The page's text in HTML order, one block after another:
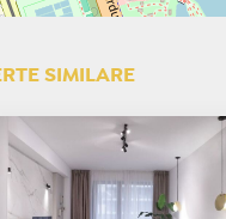
SIMILARE